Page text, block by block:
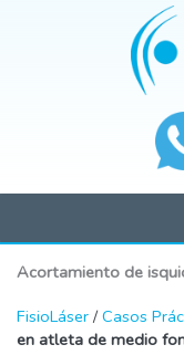
Acortamiento de
FisioLáser /Casos
en atleta de medio